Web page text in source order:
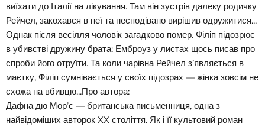
виїхати до Італії на лікування. Там він зустрів далеку родичку
Рейчел, закохався в неї та несподівано вирішив одружитися...
Однак після весілля чоловік загадково помер. Філіп підозрює
в убивстві дружину брата: Емброуз у листах щось писав про
спроби його отруїти. Та коли чарівна Рейчел з’являється в
маєтку, Філіп сумнівається у своїх підозрах — жінка зовсім не
схожа на вбивцю...Про автора:
Дафна дю Мор’є — британська письменниця, одна з
найвідоміших авторок XX століття. Як і її культовий роман